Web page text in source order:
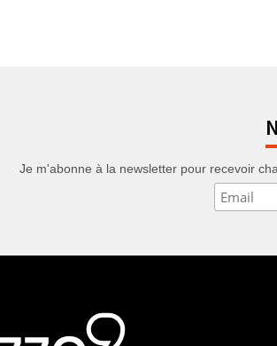
Je m'abonne à la newsletter pour recevoir